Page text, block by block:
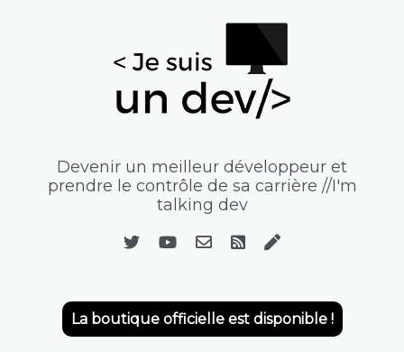
Devenir un meilleur développeur et
prendre le contrôle de sa carrière //I'm
talking dev
La boutique officielle est disponible !